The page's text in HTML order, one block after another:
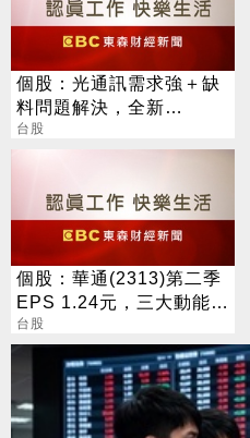
個股：光通訊需求強＋缺
料問題解決，全新
(2455)7月營收創高、重
台股
個股：華通(2313)第二季
EPS 1.24元，三大動能加
持，營運展望逐季向上
台股